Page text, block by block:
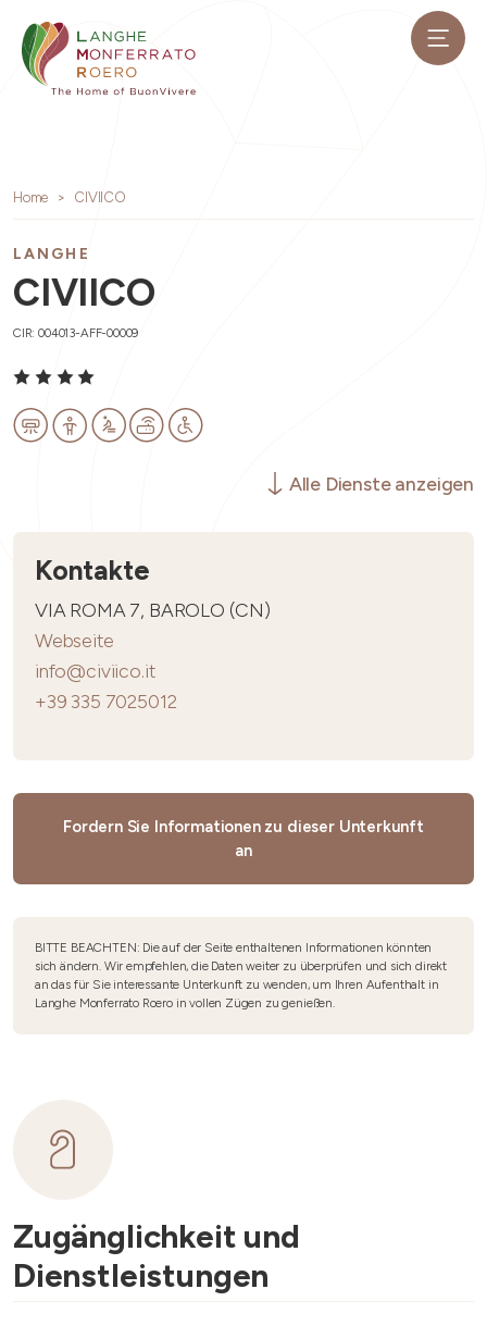
Home CIVIICO
LANGHE
CIVIICO
CIR: 004013-AFF-00009
Alle Dienste anzeigen
Kontakte
VIA ROMA 7, BAROLO (CN)
Webseite
info@civiico.it
+39 335 7025012
Fordern Sie Informationen zu dieser Unterkunft
an
BITTE BEACHTEN: Die auf der Seite enthaltenen Informationen könnten
sich ändern. Wir empfehlen, die Daten weiter zu überprüfen und sich direkt
an das für Sie interessante Unterkunft zu wenden, um Ihren Aufenthalt in
Langhe Monferrato Roero in vollen Zügen zu genießen.
Zugänglichkeit und
Dienstleistungen